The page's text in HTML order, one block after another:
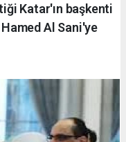
Katar'ın başkenti
Al Sani'ye